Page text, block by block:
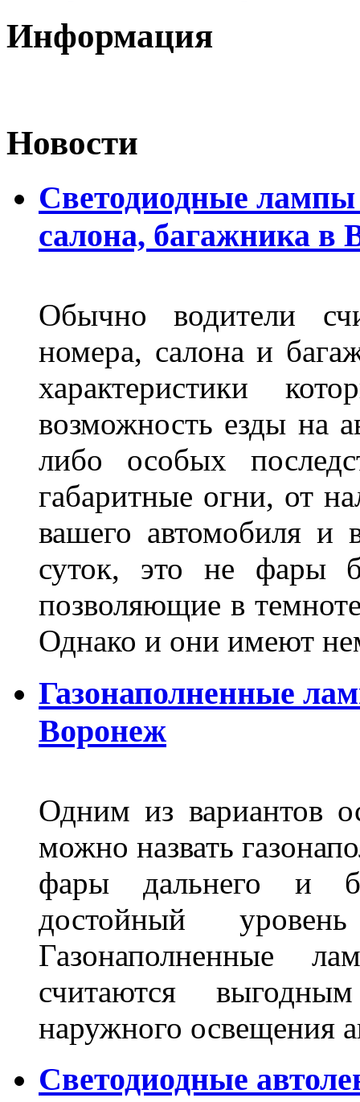
Информация
Новости
Светодиодные лампы
салона, багажника в
Обычно водители
номера, салона и
характеристики
возможность езды на
либо особых
габаритные огни, от
вашего автомобиля и
суток, это не фары
позволяющие в
Однако и они имеют
Газонаполненные
Воронеж
Одним из вариантов
можно назвать
фары дальнего и
достойный
Газонаполненные
считаются
наружного освещения
Светодиодные